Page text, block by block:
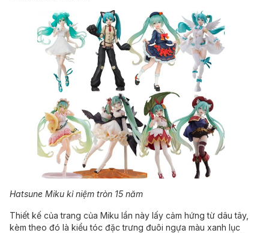
Hatsune Miku kỉ niệm tròn 15 năm
Thiết kế của trang của Miku lần này lấy cảm hứng từ dâu tây,
kèm theo đó là kiểu tóc đặc trưng đuôi ngựa màu xanh lục